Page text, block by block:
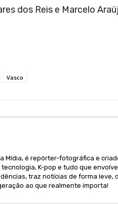
dos Reis e Marcelo
Vasco
Mídia, é repórter-fotográfica e
K-pop e tudo que
traz notícias de forma leve,
ao que realmente importa!